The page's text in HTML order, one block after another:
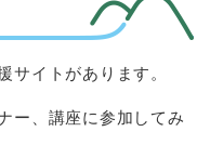
サイトがあります。
ー、講座に参加してみ